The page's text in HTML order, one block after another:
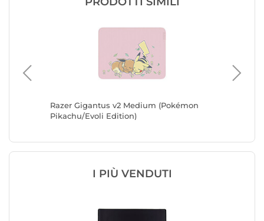
Razer Gigantus v2 Medium (Pokémon
Pikachu/Evoli Edition)
I PIÙ VENDUTI